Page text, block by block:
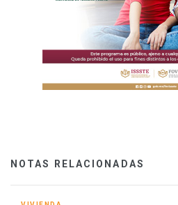
NOTAS RELACIONADAS